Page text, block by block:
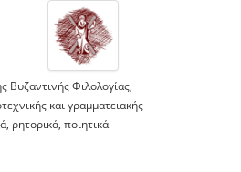
Βυζαντινής Φιλολογίας,
και γραμματειακής
ρητορικά, ποιητικά